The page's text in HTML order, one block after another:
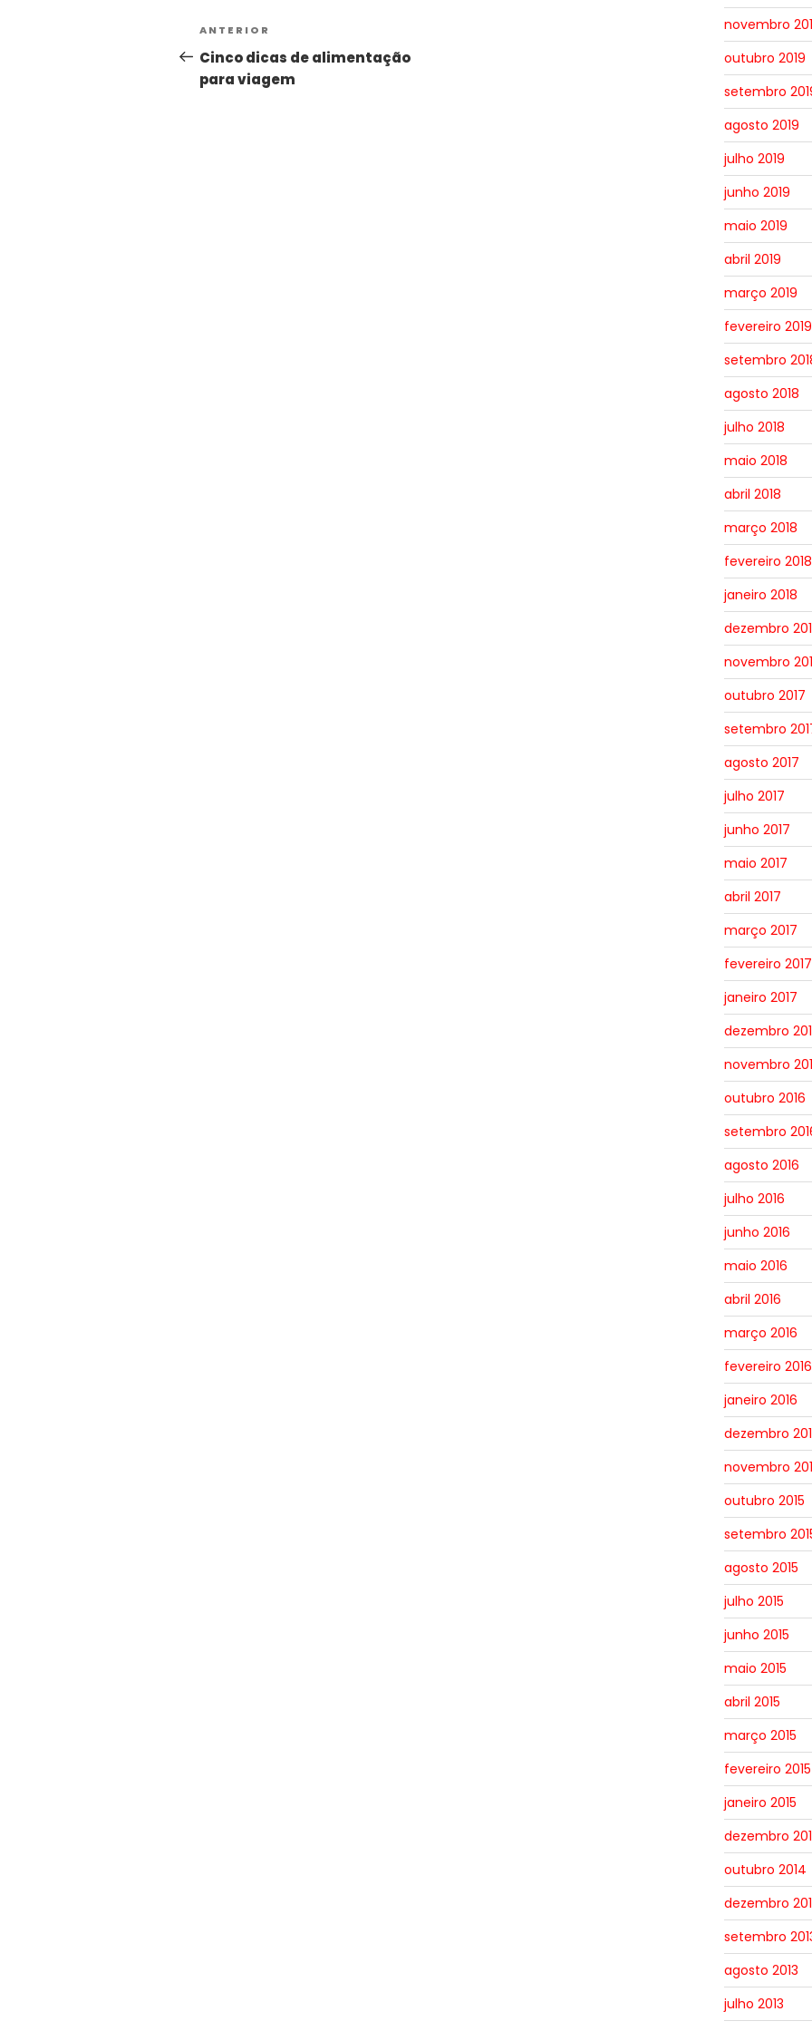
ANTERIOR
Cinco dicas de alimentação
para viagem
novembro
outubro 2019
setembro
agosto 2019
julho 2019
junho 2019
maio 2019
abril 2019
março 2019
fevereiro 2019
setembro
agosto 2018
julho 2018
maio 2018
abril 2018
março 2018
fevereiro 2018
janeiro 2018
dezembro
novembro
outubro 2017
setembro
agosto 2017
julho 2017
junho 2017
maio 2017
abril 2017
março 2017
fevereiro 2017
janeiro 2017
dezembro
novembro
outubro 2016
setembro
agosto 2016
julho 2016
junho 2016
maio 2016
abril 2016
março 2016
fevereiro 2016
janeiro 2016
dezembro
novembro
outubro 2015
setembro
agosto 2015
julho 2015
junho 2015
maio 2015
abril 2015
março 2015
fevereiro 2015
janeiro 2015
dezembro
outubro 2014
dezembro
setembro
agosto 2013
julho 2013